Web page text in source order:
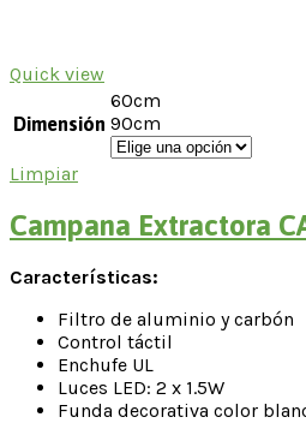
Quick view
Dimensión
60cm
90cm
Limpiar
Campana Extractora
Características:
Filtro de aluminio y carbón
Control táctil
Enchufe UL
Luces LED: 2 x 1.5W
Funda decorativa color